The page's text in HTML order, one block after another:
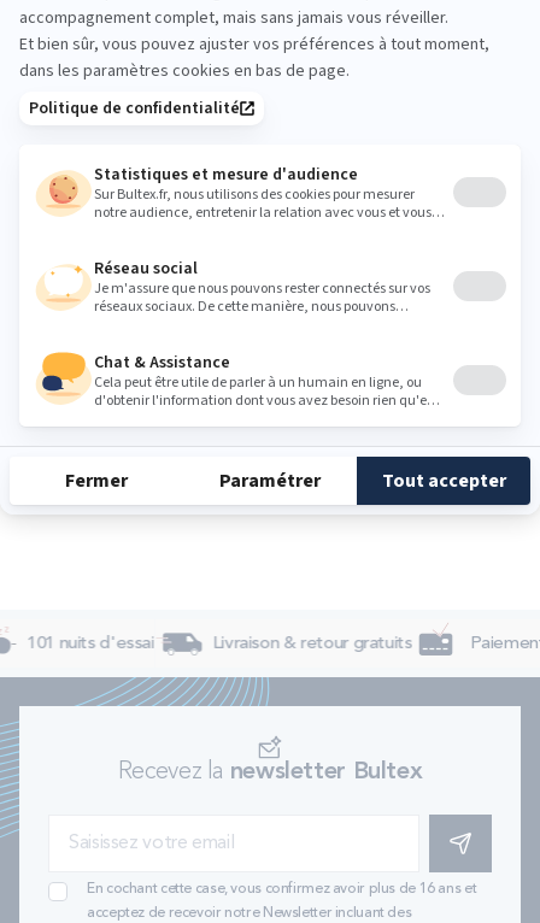
qui vous convient vraiment. L’équipe est là pour
vous guider si besoin.
chateaugiron@halleausommeil.fr
Lundi 14:00 - 19:00
Mercredi 10:00 - 12:00 14:00 - 19:00
Vendredi
Samedi 10:00 - 12:00 14:00 - 19:00
Dimanche Fermé
101 nuits d'essai Livraison & retour gratuits
Recevez la newsletter Bultex
S'INSCRIRE
En cochant cette case, vous confirmez avoir plus de 16 ans et
acceptez de recevoir notre Newsletter incluant des